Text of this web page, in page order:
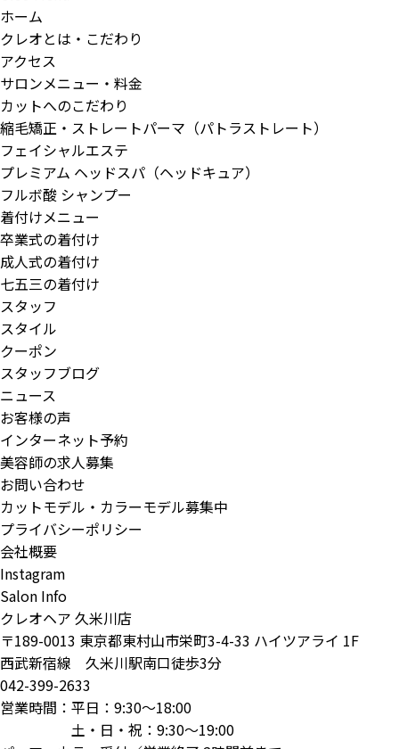
ホーム
クレオとは・こだわり
アクセス
サロンメニュー・料金
カットへのこだわり
縮毛矯正・ストレートパーマ（パトラストレート）
フェイシャルエステ
プレミアム ヘッドスパ（ヘッドキュア）
フルボ酸 シャンプー
着付けメニュー
卒業式の着付け
成人式の着付け
七五三の着付け
スタッフ
スタイル
クーポン
スタッフブログ
ニュース
お客様の声
インターネット予約
美容師の求人募集
お問い合わせ
カットモデル・カラーモデル募集中
プライバシーポリシー
会社概要
Instagram
Salon Info
クレオヘア 久米川店
〒189-0013 東京都東村山市栄町3-4-33 ハイツアライ 1F
西武新宿線 久米川駅南口徒歩3分
042-399-2633
営業時間：平日：9:30～18:00
土・日・祝：9:30～19:00